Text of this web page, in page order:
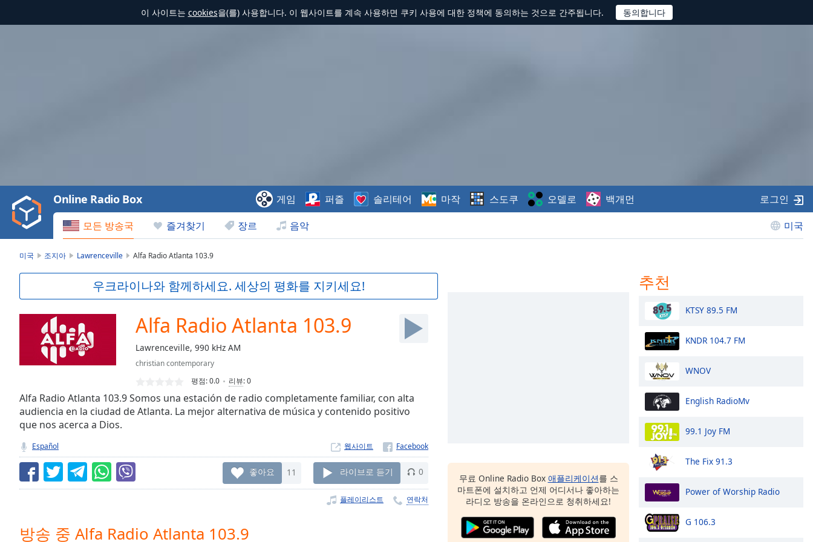
이 사이트는 cookies을(를) 사용합니다. 이 웹사이트를 계속 사용하면 쿠키 사용에 대한 정책에 동의하는 것으로 간주됩니다.
Video
Play
Backward
Skip
Current
Duration-:-
Stream
Seek to
currently
behind
LIVE
Remaining
Time-
모든 방송국 즐겨찾기 장르 음악 미국
Online Radio Box 게임 퍼즐 솔리테어 마작 스도쿠 오델로 백개먼 로그인
미국 조지아 Lawrenceville Alfa Radio Atlanta 103.9
우크라이나와 함께하세요. 세상의 평화를 지키세요!
Alfa Radio Atlanta 103.9
Lawrenceville, 990 kHz AM
christian contemporary
평점:0.0 리뷰:0
Alfa Radio Atlanta 103.9 Somos una estación de radio completamente familiar, con alta
audiencia en la ciudad de Atlanta. La mejor alternativa de música y contenido positivo
que nos acerca a Dios.
Español 웹사이트
좋아요 11 라이브로 듣기 0
플레이리스트 연락처
방송 중 Alfa Radio Atlanta 103.9
무료 Online Radio Box 애플리케이션를 스
마트폰에 설치하고 언제 어디서나 좋아하는
라디오 방송을 온라인으로 청취하세요!
추천
KTSY 89.5 FM
KNDR 104.7 FM
WNOV
English RadioMv
99.1 Joy FM
The Fix 91.3
Power of Worship Radio
G 106.3